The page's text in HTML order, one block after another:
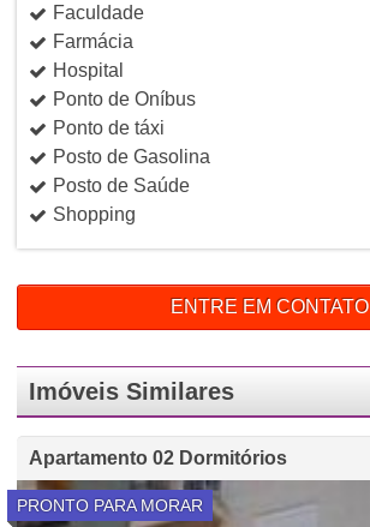
Faculdade
Farmácia
Hospital
Ponto de Oníbus
Ponto de táxi
Posto de Gasolina
Posto de Saúde
Shopping
ENTRE EM CONTATO
Imóveis Similares
Apartamento 02 Dormitórios
PRONTO PARA MORAR